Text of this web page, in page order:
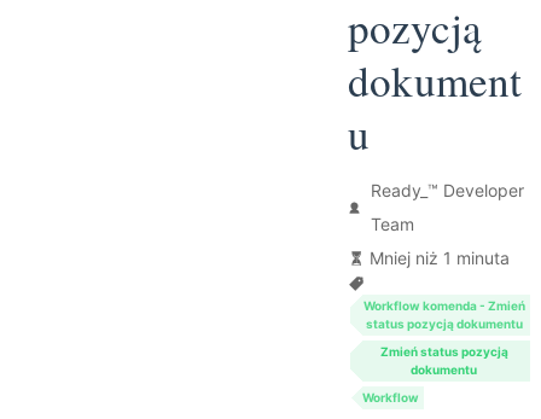
pozycją
dokument
u
Ready_™ Developer
Team
Mniej niż 1 minuta
Workflow komenda - Zmień
status pozycją dokumentu
Zmień status pozycją
dokumentu
Workflow